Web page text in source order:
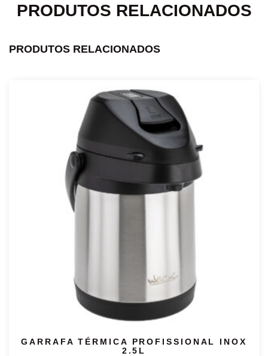
PRODUTOS RELACIONADOS
PRODUTOS RELACIONADOS
GARRAFA TÉRMICA PROFISSIONAL INOX
2.5L